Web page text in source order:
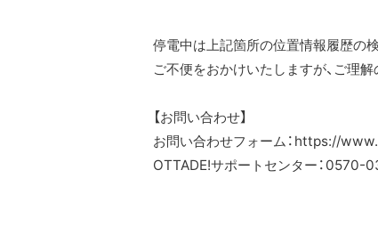
停電中は上記箇所の位置情報履歴の
ご不便をおかけいたしますが、ご理
【お問い合わせ】
お問い合わせフォーム：https://
OTTADE!サポートセンター：0570-